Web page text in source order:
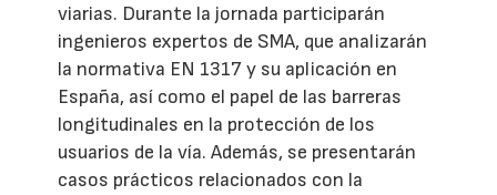
viarias. Durante la jornada participarán
ingenieros expertos de SMA, que analizarán
la normativa EN 1317 y su aplicación en
España, así como el papel de las barreras
longitudinales en la protección de los
usuarios de la vía. Además, se presentarán
casos prácticos relacionados con la